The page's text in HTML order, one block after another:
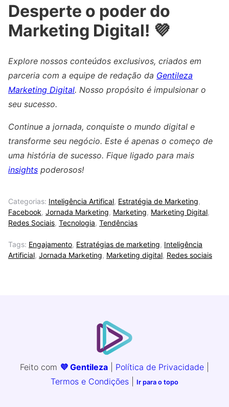
Desperte o poder do
Marketing Digital! 💜
Explore nossos conteúdos exclusivos, criados em
parceria com a equipe de redação da Gentileza
Marketing Digital. Nosso propósito é impulsionar o
seu sucesso.
Continue a jornada, conquiste o mundo digital e
transforme seu negócio. Este é apenas o começo de
uma história de sucesso. Fique ligado para mais
insights poderosos!
Categorias: Inteligência Artifical, Estratégia de Marketing,
Facebook, Jornada Marketing, Marketing, Marketing Digital,
Redes Sociais, Tecnologia, Tendências
Tags: Engajamento, Estratégias de marketing, Inteligência
Artificial, Jornada Marketing, Marketing digital, Redes sociais
Feito com 💜 Gentileza Política de Privacidade
Termos e Condições
Ir para o topo